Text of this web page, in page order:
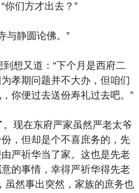
袋，对严祈文道：“‮们你‬方才出去？”
与静圆论佛。”
想又道：“下个月是西府二
晚辈也不能失了礼，你便‮去过‬送份寿礼‮去过‬吧。”
爷
，但却是个不喜庶务的，先
严祈华当了家。这也是先老
的事情，幸得严祈华得先老